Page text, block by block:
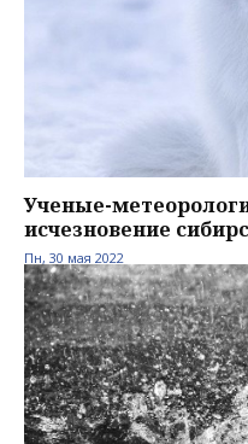
Ученые-
исчезновение
Пн, 30 мая 2022